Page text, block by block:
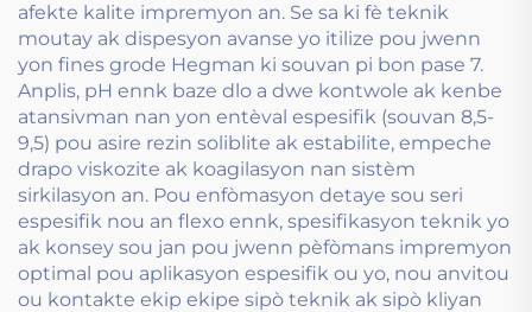
afekte kalite impremyon an. Se sa ki fè teknik
moutay ak dispesyon avanse yo itilize pou jwenn
yon fines grode Hegman ki souvan pi bon pase 7.
Anplis, pH ennk baze dlo a dwe kontwole ak kenbe
atansivman nan yon entèval espesifik (souvan 8,5-
9,5) pou asire rezin soliblite ak estabilite, empeche
drapo viskozite ak koagilasyon nan sistèm
sirkilasyon an. Pou enfòmasyon detaye sou seri
espesifik nou an flexo ennk, spesifikasyon teknik yo
ak konsey sou jan pou jwenn pèfòmans impremyon
optimal pou aplikasyon espesifik ou yo, nou anvitou
ou kontakte ekip ekipe sipò teknik ak sipò kliyan